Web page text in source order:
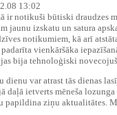
13:02
ir notikuši būtiski draudzes
jaunu izskatu un satura
notikumiem, kā arī
vienkāršāka
bija tehnoloģiski
dienu var atrast tās dienas
daļā ietverts mēneša
papildina ziņu aktualitātes.